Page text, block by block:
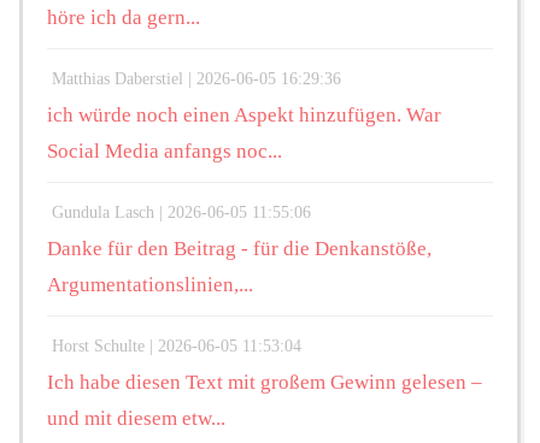
höre ich da gern...
Matthias Daberstiel | 2026-06-05 16:29:36
ich würde noch einen Aspekt hinzufügen. War
Social Media anfangs noc...
Gundula Lasch | 2026-06-05 11:55:06
Danke für den Beitrag - für die Denkanstöße,
Argumentationslinien,...
Horst Schulte | 2026-06-05 11:53:04
Ich habe diesen Text mit großem Gewinn gelesen –
und mit diesem etw...